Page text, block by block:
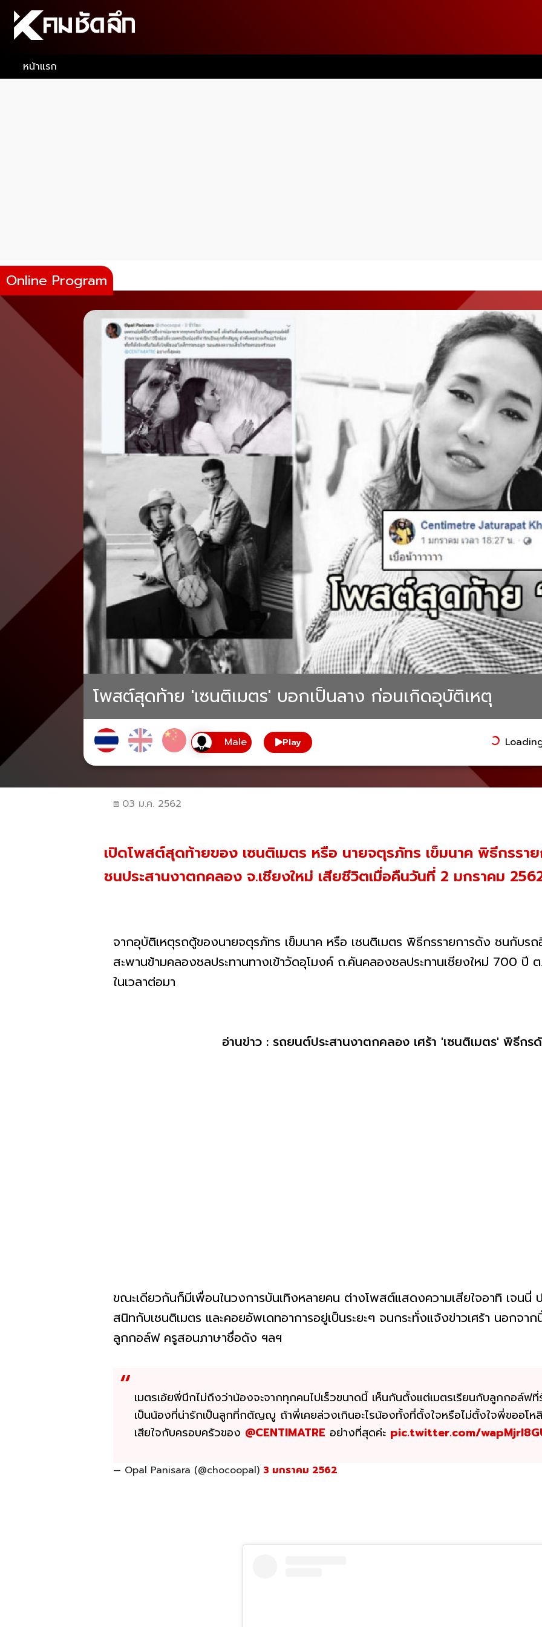
หน้าแรก
Online Program
โพสต์สุดท้าย 'เซนติเมตร' บอกเป็นลาง ก่อนเกิดอุบัติเหตุ
Play
03 ม.ค. 2562
เปิดโพสต์สุดท้ายของ เซนติเมตร หรือ นายจตุรภัทร เข็มนาค พิธีกรรา
ชนประสานงาตกคลอง จ.เชียงใหม่ เสียชีวิตเมื่อคืนวันที่ 2 มกราคม
จากอุบัติเหตุรถตู้ของนายจตุรภัทร เข็มนาค หรือ เซนติเมตร พิธีกรรายการดัง ชนกับ
สะพานข้ามคลองชลประทานทางเข้าวัดอุโมงค์ ถ.คันคลองชลประทานเชียงใหม่ 700 ปี
ในเวลาต่อมา
อ่านข่าว : รถยนต์ประสานงาตกคลอง เศร้า 'เซนติเมตร' พิธีกร
ขณะเดียวกันก็มีเพื่อนในวงการบันเทิงหลายคน ต่างโพสต์แสดงความเสียใจอาทิ เจนนี่
สนิทกับเซนติเมตร และคอยอัพเดทอาการอยู่เป็นระยะๆ จนกระทั่งแจ้งข่าวเศร้า นอกจ
ลูกกอล์ฟ ครูสอนภาษาชื่อดัง ฯลฯ
เมตรเอ้ยพี่นึกไม่ถึงว่าน้องจะจากทุกคนไปเร็วขนาดนี้ เห็นกันตั้งแต่เมตรเรียนกับลูกกอล์ฟ
เป็นน้องที่น่ารักเป็นลูกที่กตัญญู ถ้าพี่เคยล่วงเกินอะไรน้องทั้งที่ตั้งใจหรือไม่ตั้งใจพี่ขออโ
เสียใจกับครอบครัวของ @CENTIMATRE อย่างที่สุดค่ะ pic.twitter.com/
— Opal Panisara (@chocoopal) 3 มกราคม 2562